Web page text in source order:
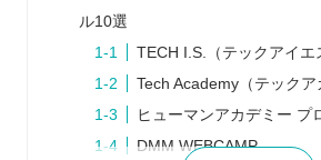
ル10選
TECH I.S.（テックアイエ
Tech Academy（テックア
ヒューマンアカデミー プ
DMM WEBCAMP